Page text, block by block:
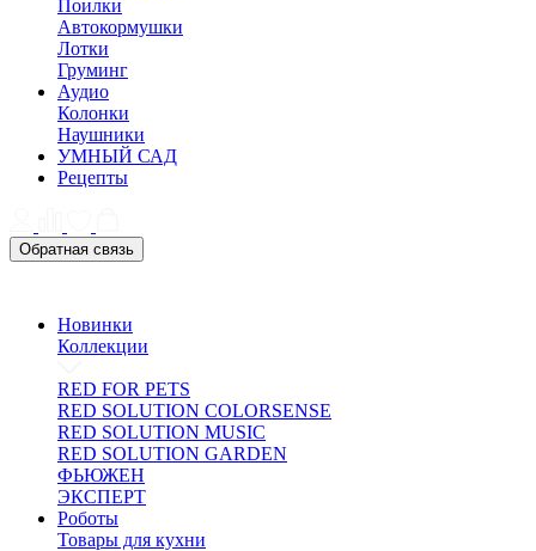
Поилки
Автокормушки
Лотки
Груминг
Аудио
Колонки
Наушники
УМНЫЙ САД
Рецепты
Обратная связь
Новинки
Коллекции
RED FOR PETS
RED SOLUTION COLORSENSE
RED SOLUTION MUSIC
RED SOLUTION GARDEN
ФЬЮЖЕН
ЭКСПЕРТ
Роботы
Товары для кухни